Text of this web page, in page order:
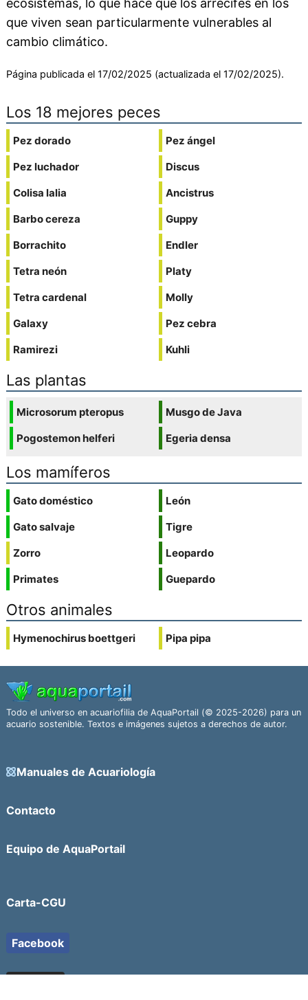
ecosistemas, lo que hace que los arrecifes en los
que viven sean particularmente vulnerables al
cambio climático.
Página publicada el 17/02/2025 (actualizada el 17/02/2025).
Los 18 mejores peces
Pez dorado
Pez luchador
Colisa lalia
Barbo cereza
Borrachito
Tetra neón
Tetra cardenal
Galaxy
Ramirezi
Pez ángel
Discus
Ancistrus
Guppy
Endler
Platy
Molly
Pez cebra
Kuhli
Las plantas
Microsorum pteropus
Pogostemon helferi
Musgo de Java
Egeria densa
Los mamíferos
Gato doméstico
Gato salvaje
Zorro
Primates
León
Tigre
Leopardo
Guepardo
Otros animales
Hymenochirus boettgeri Pipa pipa
Todo el universo en acuariofilia de AquaPortail (© 2025-2026) para un
acuario sostenible. Textos e imágenes sujetos a derechos de autor.
Manuales de Acuariología
Contacto
Equipo de AquaPortail
Carta-CGU
Facebook